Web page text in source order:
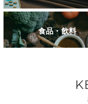
食品・飲料